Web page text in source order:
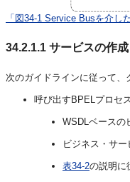
「図34-1 Service Busを介し
34.2.1.1 サービスの作
次のガイドラインに従って
呼び出すBPELプロセ
WSDLベースの
ビジネス・サ
表34-2の説明に